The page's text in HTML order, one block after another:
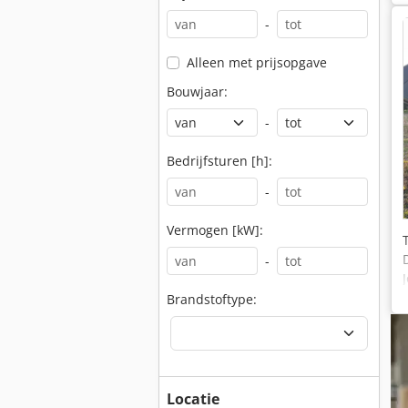
-
Alleen met prijsopgave
Bouwjaar:
-
Bedrijfsturen [h]:
-
Vermogen [kW]:
-
Brandstoftype:
Locatie